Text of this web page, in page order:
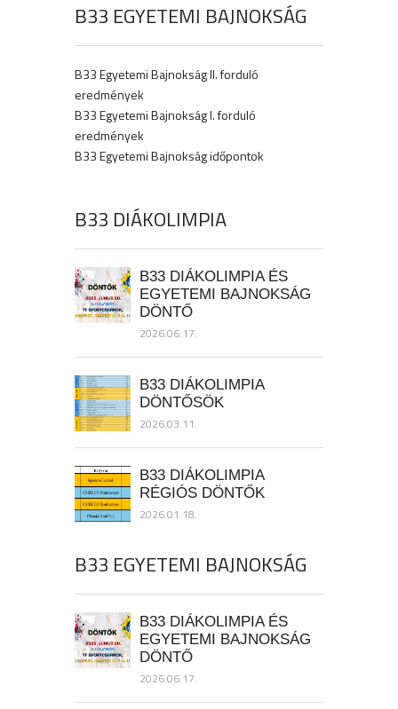
B33 EGYETEMI BAJNOKSÁG
B33 Egyetemi Bajnokság II. forduló
eredmények
B33 Egyetemi Bajnokság I. forduló
eredmények
B33 Egyetemi Bajnokság időpontok
B33 DIÁKOLIMPIA
B33 DIÁKOLIMPIA ÉS
EGYETEMI BAJNOKSÁG
DÖNTŐ
2026.06.17.
B33 DIÁKOLIMPIA
DÖNTŐSÖK
2026.03.11.
B33 DIÁKOLIMPIA
RÉGIÓS DÖNTŐK
2026.01.18.
B33 EGYETEMI BAJNOKSÁG
B33 DIÁKOLIMPIA ÉS
EGYETEMI BAJNOKSÁG
DÖNTŐ
2026.06.17.